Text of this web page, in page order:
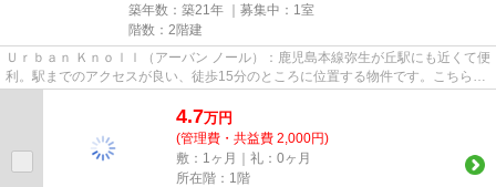
築年数：築21年 ｜募集中： 1室
階数：2階建
Ｕｒｂａｎ Ｋｎｏｌｌ（アーバン ノール）：鹿児島本線弥生が丘駅にも近くて便
利。駅までのアクセスが良い、徒歩15分のところに位置する物件です。こちらの
物件はアパートです。賃貸...
4.7万円
(管理費・共益費 2,000円)
敷：1ヶ月｜礼：0ヶ月
所在階：1階